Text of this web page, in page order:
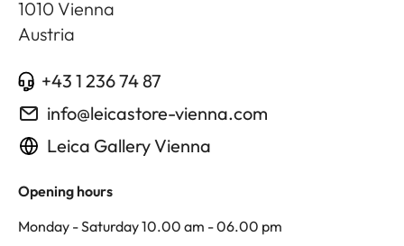
1010 Vienna
Austria
+43 1 236 74 87
info@leicastore-vienna.com
Leica Gallery Vienna
Opening hours
Monday - Saturday 10.00 am - 06.00 pm